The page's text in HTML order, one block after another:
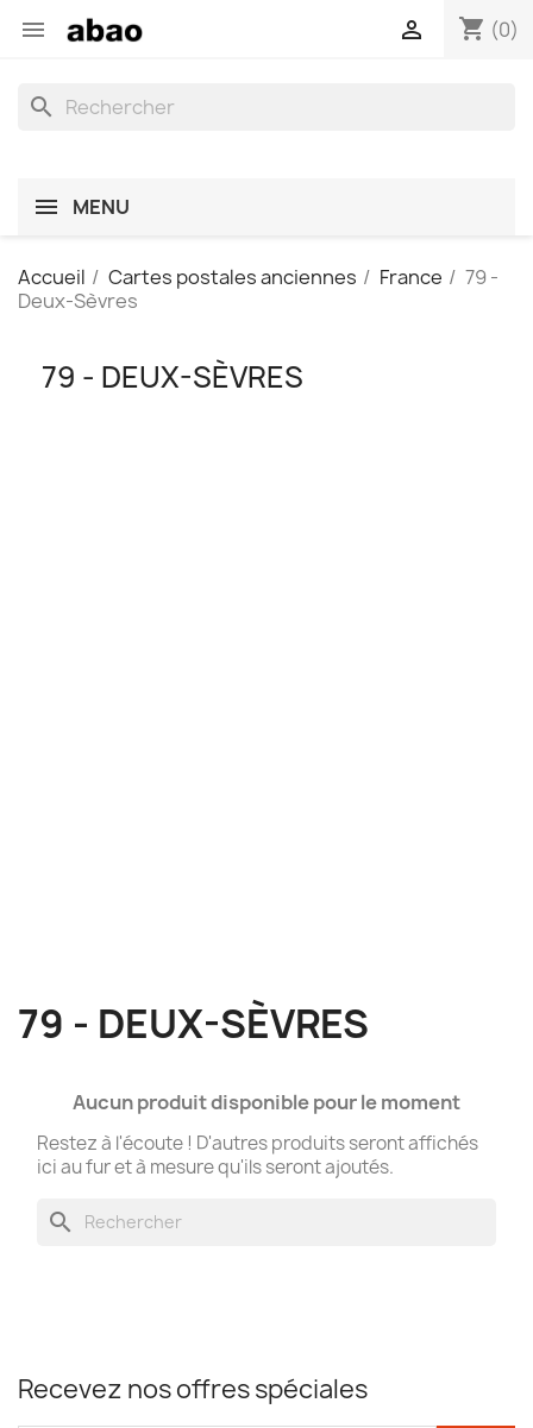
 shopping_cart (0)

search
MENU
Accueil Cartes postales anciennes France
79 -
Deux-Sèvres
79 - DEUX-SÈVRES
79 - DEUX-SÈVRES
Aucun produit disponible pour le moment
Restez à l'écoute ! D'autres produits seront affichés
ici au fur et à mesure qu'ils seront ajoutés.
search
Recevez nos offres spéciales